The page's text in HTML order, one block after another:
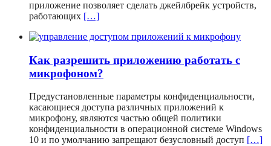
приложение позволяет сделать джейлбрейк устройств,
работающих […]
Как разрешить приложению работать с
микрофоном?
Предустановленные параметры конфиденциальности,
касающиеся доступа различных приложений к
микрофону, являются частью общей политики
конфиденциальности в операционной системе Windows
10 и по умолчанию запрещают безусловный доступ […]